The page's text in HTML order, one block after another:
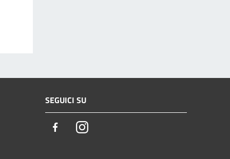
SEGUICI SU
FacebookInstagram